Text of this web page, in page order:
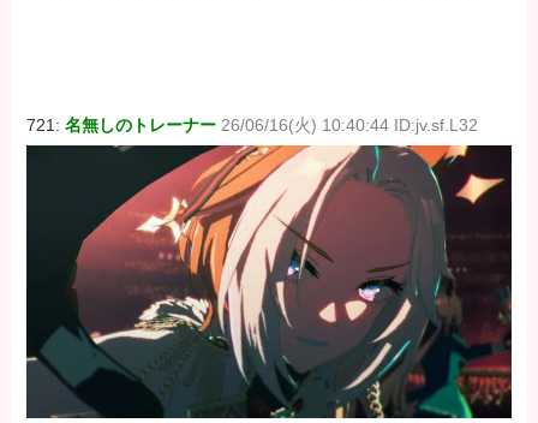
721:名無しのトレーナー 26/06/16(火) 10:40:44 ID:jv.sf.L32